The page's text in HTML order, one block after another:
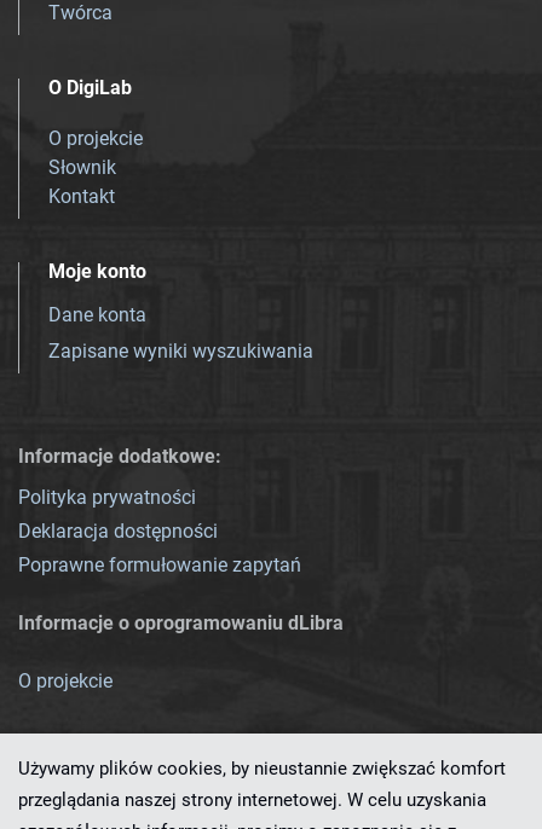
Twórca
O DigiLab
O projekcie
Słownik
Kontakt
Moje konto
Dane konta
Zapisane wyniki wyszukiwania
Informacje dodatkowe:
Polityka prywatności
Deklaracja dostępności
Poprawne formułowanie zapytań
Informacje o oprogramowaniu dLibra
O projekcie
Używamy plików cookies, by nieustannie zwiększać komfort
przeglądania naszej strony internetowej. W celu uzyskania